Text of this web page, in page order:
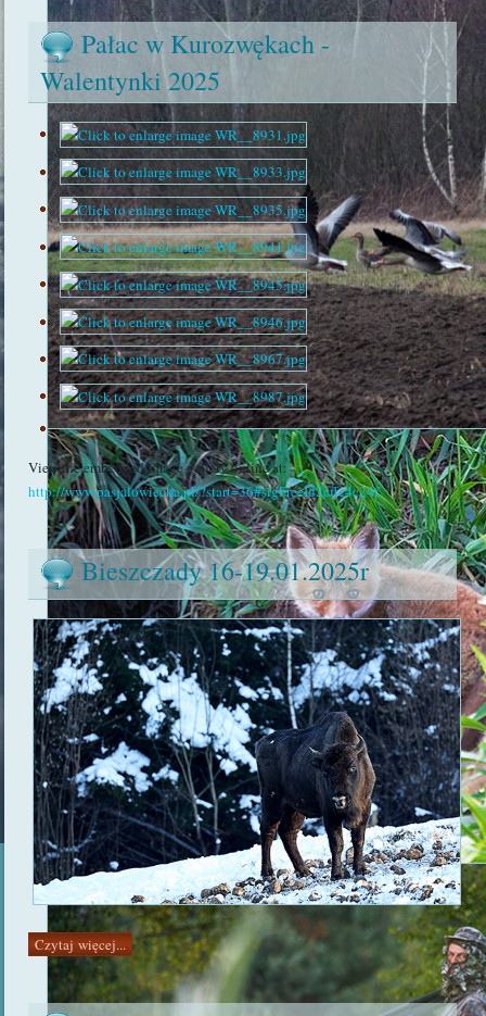
Pałac w Kurozwękach -
Walentynki 2025
View the embedded image gallery online at:
http://www.pasjalowiecka.pl/?start=36#sigFreeId2cffe4c24f
Bieszczady 16-19.01.2025r
Czytaj więcej...